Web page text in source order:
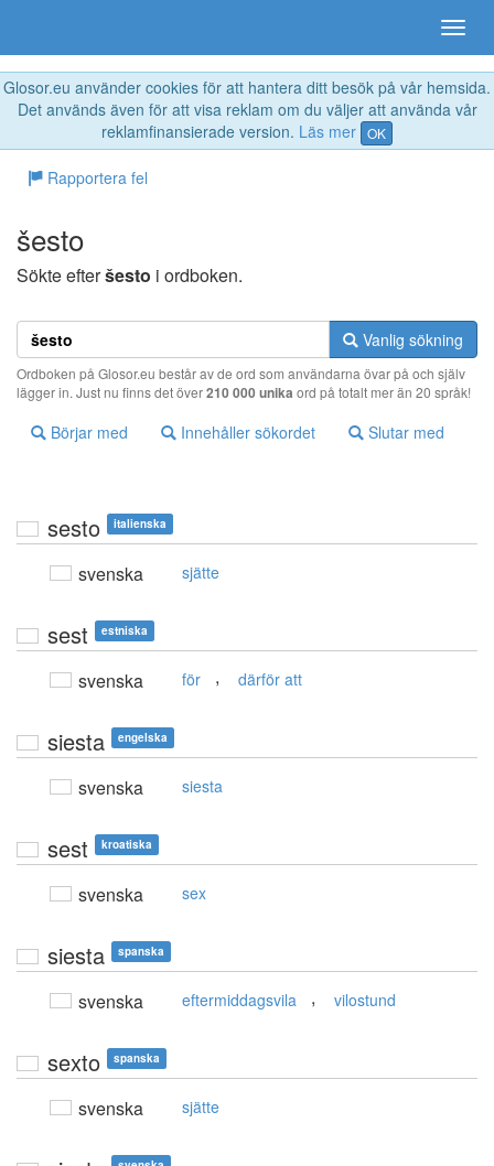
Glosor.eu använder cookies för att hantera ditt besök på vår hemsida.
Det används även för att visa reklam om du väljer att använda vår
reklamfinansierade version. Läs mer OK
Rapportera fel
šesto
Sökte efteršesto i ordboken.
Vanlig sökning
Ordboken på Glosor.eu består av de ord som användarna övar på och själv
lägger in. Just nu finns det över210 000 unika ord på totalt mer än 20 språk!
Börjar med Innehåller sökordet Slutar med
sesto italienska
svenska sjätte
sest estniska
svenska för , därför att
siesta engelska
svenska siesta
sest kroatiska
svenska sex
siesta spanska
svenska eftermiddagsvila , vilostund
sexto spanska
svenska sjätte